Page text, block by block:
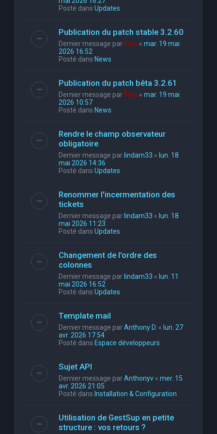
Posté dans Updates
Publication du patch stable 3.2.60
Dernier message par Flox « mar. 19 mai
2026 16:52
Posté dans News
Publication du patch bêta 3.2.61
Dernier message par Flox « mar. 19 mai
2026 10:57
Posté dans News
Rendre le champ observateur
obligatoire
Dernier message parlindam33 « lun. 18
mai 2026 14:36
Posté dans Updates
Renommer l'incermentation des
tickets
Dernier message parlindam33 « lun. 18
mai 2026 11:23
Posté dans Updates
Changement de l'ordre des
colonnes
Dernier message parlindam33 « lun. 11
mai 2026 16:52
Posté dans Updates
Template mail
Dernier message parAnthony D. « lun. 27
avr. 2026 17:54
Posté dans Espace développeurs
Sujet API
Dernier message parAnthonyv « mer. 15
avr. 2026 21:05
Posté dans Installation & Configuration
Utilisation de GestSup en petite
structure : vos retours ?